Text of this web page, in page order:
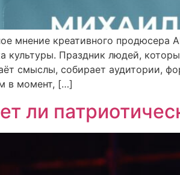
мнение креативного
культуры. Праздник людей,
смыслы, собирает аудитории,
в момент, […]
ли